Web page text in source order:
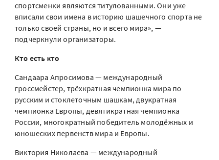
спортсменки являются титулованными. Они уже
вписали свои имена в историю шашечного спорта не
только своей страны, но и всего мира», —
подчеркнули организаторы.
Кто есть кто
Сандаара Апросимова — международный
гроссмейстер, трёхкратная чемпионка мира по
русским и стоклеточным шашкам, двукратная
чемпионка Европы, девятикратная чемпионка
России, многократный победитель молодёжных и
юношеских первенств мира и Европы.
Виктория Николаева — международный